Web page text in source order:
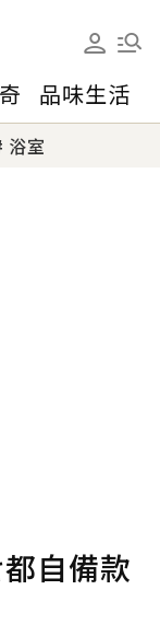
品味生活
浴室
自備款